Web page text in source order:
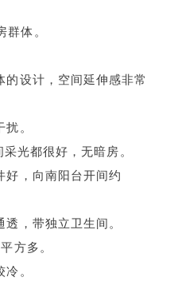
群体。
的设计，空间延伸感非常
。
光都很好，无暗房。
好，向南阳台开间约
，带独立卫生间。
方多。
。